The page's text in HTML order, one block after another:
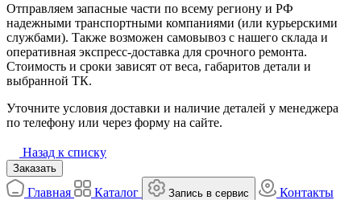
Отправляем запасные части по всему региону и РФ
надежными транспортными компаниями (или курьерскими
службами). Также возможен самовывоз с нашего склада и
оперативная экспресс-доставка для срочного ремонта.
Стоимость и сроки зависят от веса, габаритов детали и
выбранной ТК.
Уточните условия доставки и наличие деталей у менеджера
по телефону или через форму на сайте.
Назад к списку
Заказать
Главная Каталог Запись в сервис
Контакты